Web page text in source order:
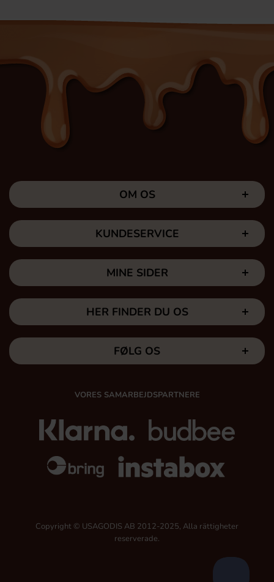
OM OS
KUNDESERVICE
MINE SIDER
HER FINDER DU OS
FØLG OS
VORES SAMARBEJDSPARTNERE
Copyright © USAGODIS AB 2012-2025, Alla rättigheter
reserverade.